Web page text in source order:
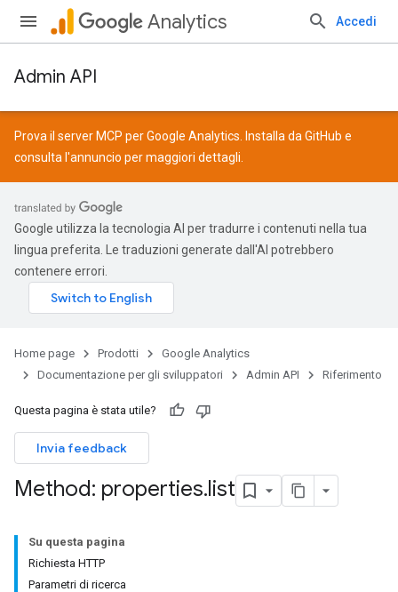
Analytics Accedi
Admin API
Prova il server MCP per Google Analytics. Installa da GitHub e
consulta l'annuncio per maggiori dettagli.
Google utilizza la tecnologia AI per tradurre i contenuti nella tua
lingua preferita. Le traduzioni generate dall'AI potrebbero
contenere errori.
Home page Prodotti
Google Analytics
Documentazione per gli sviluppatori
Admin API Riferimento
Questa pagina è stata utile?
Invia feedback
Method: properties.list
Su questa pagina
Richiesta HTTP
Parametri di ricerca